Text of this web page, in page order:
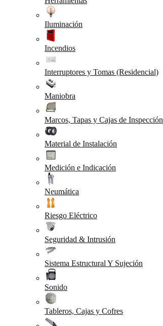
Iluminación
Incendios
Interruptores y Tomas (Residencial)
Maniobra
Marcos, Tapas y Cajas de Inspección
Material de Instalación
Medición e Indicación
Neumática
Riesgo Eléctrico
Seguridad & Intrusión
Sistema Estructural Y Sujeción
Sonido
Tableros, Cajas y Cofres